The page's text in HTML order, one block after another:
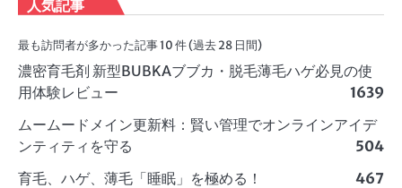
人気記事
最も訪問者が多かった記事 10 件 (過去 28 日間)
濃密育毛剤 新型BUBKAブブカ・脱毛薄毛ハゲ必見の使
用体験レビュー
1639
ムームードメイン更新料：賢い管理でオンラインアイデ
ンティティを守る
504
育毛、ハゲ、薄毛「睡眠」を極める！
467